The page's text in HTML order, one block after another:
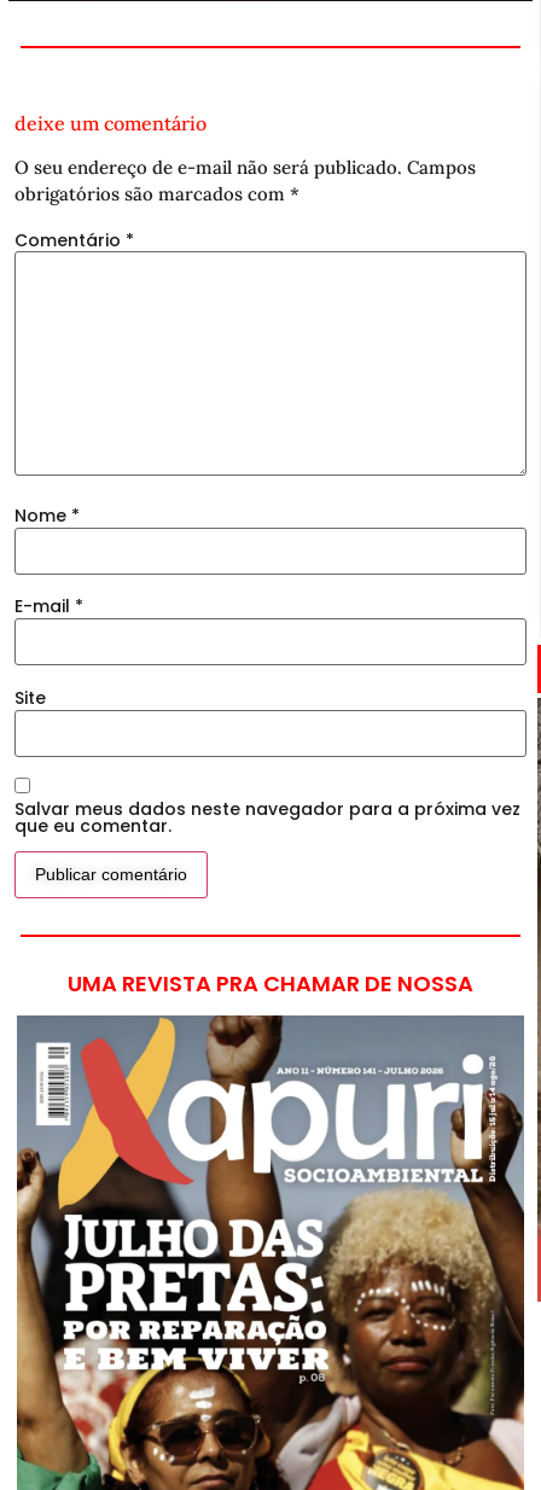
deixe um comentário
O seu endereço de e-mail não será publicado. Campos
obrigatórios são marcados com *
Comentário *
Nome *
E-mail *
Site
Salvar meus dados neste navegador para a próxima vez
que eu comentar.
UMA REVISTA PRA CHAMAR DE NOSSA